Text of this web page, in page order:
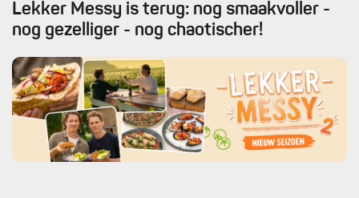
Lekker Messy is terug: nog smaakvoller -
nog gezelliger - nog chaotischer!